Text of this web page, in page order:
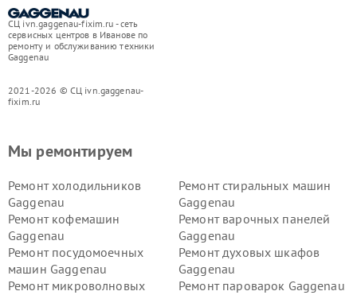
СЦ ivn.gaggenau-fixim.ru - сеть
сервисных центров в Иванове по
ремонту и обслуживанию техники
Gaggenau
2021-2026 © СЦ ivn.gaggenau-
fixim.ru
Мы ремонтируем
Ремонт холодильников
Gaggenau
Ремонт стиральных машин
Gaggenau
Ремонт кофемашин
Gaggenau
Ремонт варочных панелей
Gaggenau
Ремонт посудомоечных
машин Gaggenau
Ремонт духовых шкафов
Gaggenau
Ремонт микроволновых
Ремонт пароварок Gaggenau